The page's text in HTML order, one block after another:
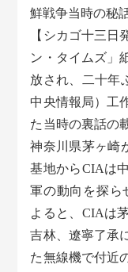
鮮戦争当時の秘話
【シカゴ十三
ン・タイムズ」
放され、二十年
中央情報局）工
た当時の裏話の
神奈川県茅ヶ崎
基地からCIAは
軍の動向を探
よると、CIAは
吉林、遼寧了承
た無線機で付近